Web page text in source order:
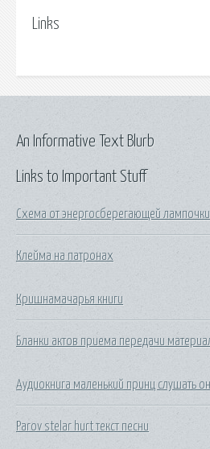
Links
Links to Important Stuff
Схема от энергосберегающей лампочки
Клейма на патронах
Кришнамачарья книги
Бланки актов приема передачи
Аудиокнига маленький принц слушать
Parov stelar hurt текст песни
An Informative Text Blurb